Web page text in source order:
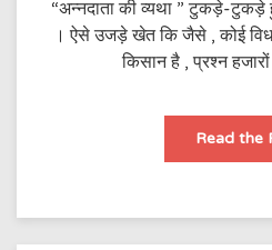
“अन्नदाता की व्यथा ” टुकड़े-टुकड़े
। ऐसे उजड़े खेत कि जैसे , कोई
किसान है , प्रश्न
Read the